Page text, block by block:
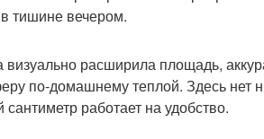
тишине вечером.
визуально расширила площадь,
по-домашнему теплой. Здесь нет
работает на удобство.